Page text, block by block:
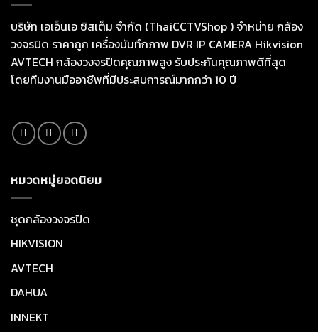
บริษัท เอเอ็นเอ ซิสเต็ม จำกัด (ThaiCCTVShop ) จำหน่าย กล้อง
วงจรปิด ราคาถูก เครื่องบันทึกภาพ DVR IP CAMERA Hikvision
AVTECH กล้องวงจรปิดคุณภาพสูง รับประกันคุณภาพดีที่สุด
โดยทีมงานมืออาชีพที่มีประสบการณ์มากกว่า 10 ปี
หมวดหมู่ยอดนิยม
ชุดกล้องวงจรปิด
HIKVISION
AVTECH
DAHUA
INNEKT